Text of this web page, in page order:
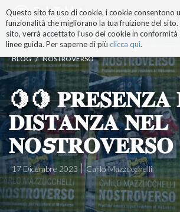
Questo sito fa uso di cookie, i cookie consentono
funzionalità che migliorano la tua fruizione del
sito, verrà accettato l'uso dei cookie in conformità
linee guida. Per saperne di più clicca qui.
ai
contenuti.
|
alla
navigazione
BLOG / NOSTROVERSO
🍋🍋 𝐏𝐑𝐄𝐒𝐄𝐍𝐙𝐀
𝐃𝐈𝐒𝐓𝐀𝐍𝐙𝐀 𝐍𝐄𝐋
𝐍𝐎𝙎𝐓𝐑𝐎𝐕𝐄𝐑𝐒𝐎
17 Dicembre 2023 Carlo Mazzucchelli